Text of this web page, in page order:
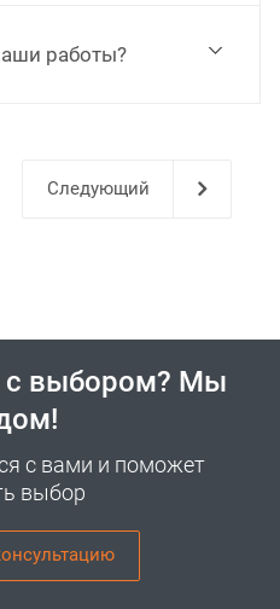
работы?
с выбором? Мы
с вами и поможет
выбор